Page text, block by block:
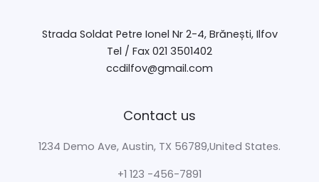
Strada Soldat Petre Ionel Nr 2-4, Brănești, Ilfov
Tel / Fax 021 3501402
ccdilfov@gmail.com
Contact us
1234 Demo Ave, Austin, TX 56789,United States.
+1 123 -456-7891